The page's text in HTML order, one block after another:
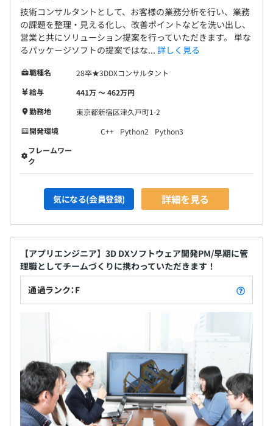
技術コンサルタントとして、お客様の業務分析を行い、業務
の課題を整理・見える化し、改善ポイントなどを洗い出し、
営業と共にソリューション提案を行っていただきます。 単な
るパッケージソフトの提案ではな... 詳しく見る
職種名
28卒★3DDXコンサルタント
給与
441万 〜 462万円
勤務地
東京都新宿区津久戸町1-2
開発環境
C++ Python2
Python3
フレームワー
ク
気になる(会員登録) 詳細を見る
【アプリエンジニア】3D DXソフトウェア開発PM/早期に管
理職としてチームづくりに携わっていただきます！
通過ランク：F